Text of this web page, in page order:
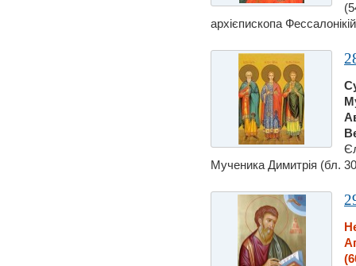
архієпископа
Мученика Димитрiя (бл.